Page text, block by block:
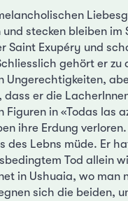
stecken bleiben
Saint Exupéry und
gehört er
Ungerechtigkeiten,
er die
Figuren in «Todas las
ihre Erdung
des Lebns müde. Er
Tod allein
in Ushuaia, wo man
sich die beiden,